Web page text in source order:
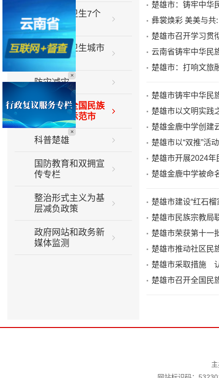
推进爱国卫生7个
专项行动
巩固国家卫生城市
专栏
防灾减灾
创建全省全国民族
团结进步示范市
科普楚雄
国防教育和双拥宣
传专栏
整治形式主义为基
层减负政策
政府网站和政务新
媒体监测
楚雄市：铸牢中华
彝裳焕彩 美美与共
楚雄市召开学习贯
云南省铸牢中华民
楚雄市：打响文旅
楚雄市铸牢中华民
楚雄市以文明实
楚雄金鹿中学创建
楚雄市以“双推”活
楚雄市开展2024
楚雄金鹿中学被命
楚雄市建设“红石
楚雄市民族宗教局
楚雄市荣获第十一
楚雄市推动社区民
楚雄市采取措施
楚雄市召开全国民
×
×